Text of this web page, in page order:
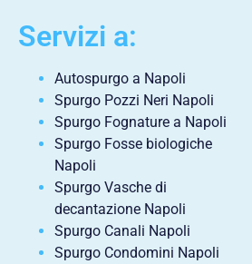
Servizi a:
Autospurgo a Napoli
Spurgo Pozzi Neri Napoli
Spurgo Fognature a Napoli
Spurgo Fosse biologiche
Napoli
Spurgo Vasche di
decantazione Napoli
Spurgo Canali Napoli
Spurgo Condomini Napoli